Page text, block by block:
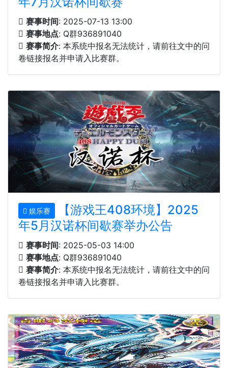
赛事时间: 2025-07-13 13:00
赛事地点: Q群936891040
赛事简介: 本系统中报名无法统计，请前往文中的问
卷链接报名并申请入比赛群。
娱乐赛
【游戏王408环境】2025
年5月汉诺杯间歇赛举办公告
赛事时间: 2025-05-03 14:00
赛事地点: Q群936891040
赛事简介: 本系统中报名无法统计，请前往文中的问
卷链接报名并申请入比赛群。